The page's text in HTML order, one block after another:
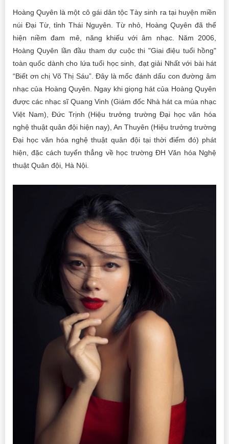
Hoàng Quyên là một cô gái dân tộc Tày sinh ra tại huyện miền
núi Đại Từ, tỉnh Thái Nguyên. Từ nhỏ, Hoàng Quyên đã thể
hiện niềm đam mê, năng khiếu với âm nhạc. Năm 2006,
Hoàng Quyên lần đầu tham dự cuộc thi "Giai điệu tuổi hồng"
toàn quốc dành cho lứa tuổi học sinh, đạt giải Nhất với bài hát
“Biết ơn chị Võ Thị Sáu”. Đây là mốc đánh dấu con đường âm
nhạc của Hoàng Quyên. Ngay khi giọng hát của Hoàng Quyên
được các nhạc sĩ Quang Vinh (Giám đốc Nhà hát ca múa nhạc
Việt Nam), Đức Trịnh (Hiệu trưởng trường Đại học văn hóa
nghệ thuật quân đội hiện nay), An Thuyên (Hiệu trưởng trường
Đại học văn hóa nghệ thuật quân đội tại thời điểm đó) phát
hiện, đặc cách tuyển thẳng về học trường ĐH Văn hóa Nghệ
thuật Quân đội, Hà Nội.